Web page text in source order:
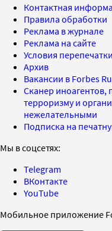
Контактная
Правила обработки
Реклама в журнале
Реклама на сайте
Условия перепечатки
Архив
Вакансии в Forbes
Сканер иноагентов,
терроризму и
нежелательными
Подписка на
Мы в соцсетях:
Telegram
ВКонтакте
YouTube
Мобильное приложение